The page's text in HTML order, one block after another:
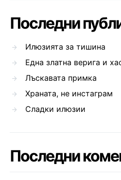
Последни
Илюзията за тишина
Една златна верига и
Лъскавата примка
Храната, не инстаграм
Сладки илюзии
Последни